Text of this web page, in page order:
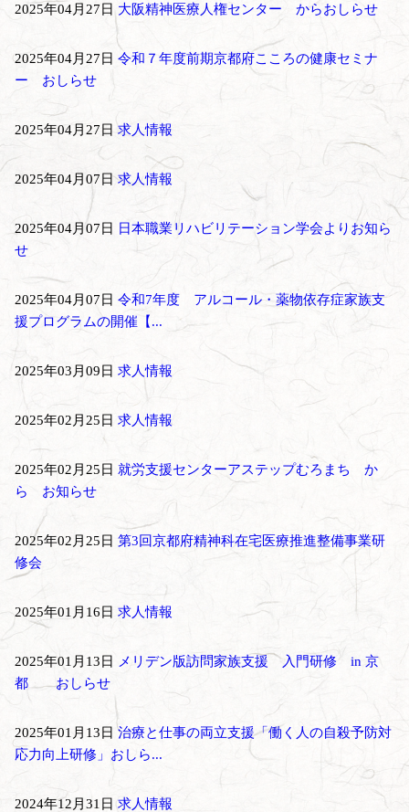
2025年04月27日 大阪精神医療人権センター からおしらせ
2025年04月27日 令和７年度前期京都府こころの健康セミナ
ー おしらせ
2025年04月27日 求人情報
2025年04月07日求人情報
2025年04月07日
日本職業リハビリテーション学会よりお知ら
せ
2025年04月07日 令和7年度 アルコール・薬物依存症家族支
援プログラムの開催【...
2025年03月09日 求人情報
2025年02月25日 求人情報
2025年02月25日 就労支援センターアステップむろまち か
ら お知らせ
2025年02月25日 第3回京都府精神科在宅医療推進整備事業研
修会
2025年01月16日 求人情報
2025年01月13日
メリデン版訪問家族支援 入門研修 in 京
都 おしらせ
2025年01月13日治療と仕事の両立支援「働く人の自殺予防対
応力向上研修」おしら...
2024年12月31日 求人情報